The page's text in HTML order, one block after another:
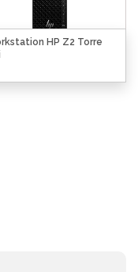
HP Z2 Torre